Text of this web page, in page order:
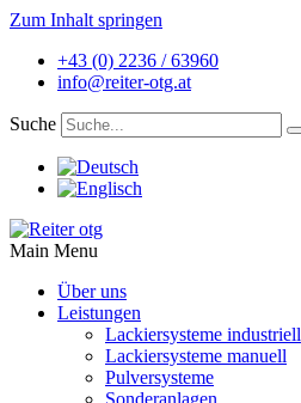
Zum Inhalt springen
+43 (0) 2236 / 63960
info@reiter-otg.at
Suche
Main Menu
Über uns
Leistungen
Lackiersysteme industriell
Lackiersysteme manuell
Pulversysteme
Sonderanlagen